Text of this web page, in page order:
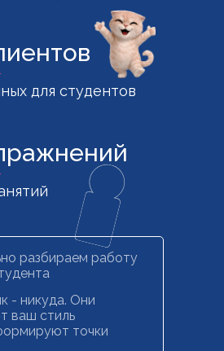
для студентов
разбираем работу
- никуда. Они
ваш стиль
точки